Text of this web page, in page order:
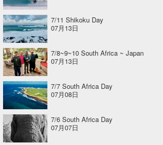
7/11 Shikoku Day
07月13日
7/8~9~10 South Africa ~ Japan
07月13日
7/7 South Africa Day
07月08日
7/6 South Africa Day
07月07日